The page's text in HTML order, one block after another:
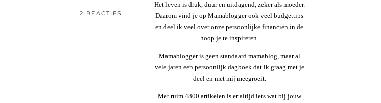
2 REACTIES
Het leven is druk, duur en uitdagend, zeker als moeder.
Daarom vind je op Mamablogger ook veel budgettips
en deel ik veel over onze persoonlijke financiën in de
hoop je te inspireren.
Mamablogger is geen standaard mamablog, maar al
vele jaren een persoonlijk dagboek dat ik graag met je
deel en met mij meegroeit.
Met ruim 4800 artikelen is er altijd iets wat bij jouw